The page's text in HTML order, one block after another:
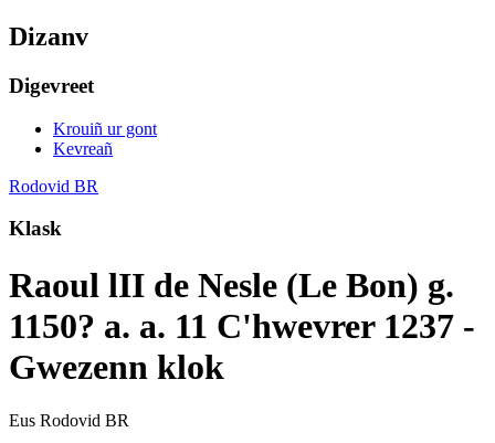
Dizanv
Digevreet
Krouiñ ur gont
Kevreañ
Rodovid BR
Klask
Raoul lII de Nesle (Le Bon) g.
1150? a. a. 11 C'hwevrer 1237 -
Gwezenn klok
Eus Rodovid BR